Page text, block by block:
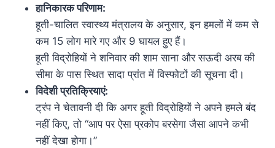
हानिकारक परिणाम:
हूती-चालित स्वास्थ्य मंत्रालय के अनुसार, इन हमलों में कम से
कम 15 लोग मारे गए और 9 घायल हुए हैं।
हूती विद्रोहियों ने शनिवार की शाम साना और सऊदी अरब की
सीमा के पास स्थित सादा प्रांत में विस्फोटों की सूचना दी।
विदेशी प्रतिक्रियाएं:
ट्रंप ने चेतावनी दी कि अगर हूती विद्रोहियों ने अपने हमले बंद
नहीं किए, तो “आप पर ऐसा प्रकोप बरसेगा जैसा आपने कभी
नहीं देखा होगा।”